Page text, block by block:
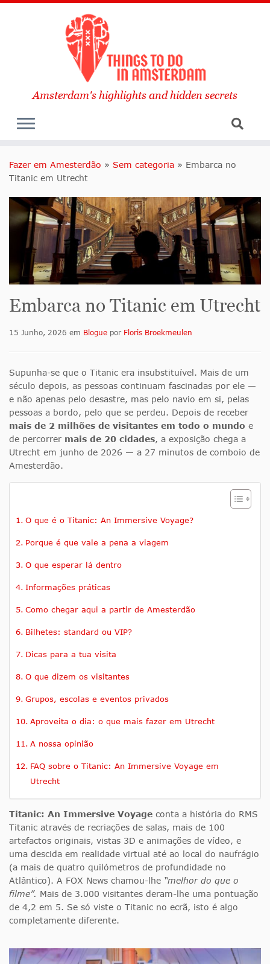
Amsterdam's highlights and hidden secrets
Fazer em Amesterdão » Sem categoria » Embarca no
Titanic em Utrecht
Embarca no Titanic em Utrecht
15 Junho, 2026 em Blogue por Floris Broekmeulen
Supunha-se que o Titanic era insubstituível. Mais de um
século depois, as pessoas continuam fascinadas por ele —
e não apenas pelo desastre, mas pelo navio em si, pelas
pessoas a bordo, pelo que se perdeu. Depois de receber
mais de 2 milhões de visitantes em todo o mundo e
de percorrer mais de 20 cidades, a exposição chega a
Utrecht em junho de 2026 — a 27 minutos de comboio de
Amesterdão.
O que é o Titanic: An Immersive Voyage?
Porque é que vale a pena a viagem
O que esperar lá dentro
Informações práticas
Como chegar aqui a partir de Amesterdão
Bilhetes: standard ou VIP?
Dicas para a tua visita
O que dizem os visitantes
Grupos, escolas e eventos privados
Aproveita o dia: o que mais fazer em Utrecht
A nossa opinião
FAQ sobre o Titanic: An Immersive Voyage em
Utrecht
Titanic: An Immersive Voyage conta a história do RMS
Titanic através de recriações de salas, mais de 100
artefactos originais, vistas 3D e animações de vídeo, e
uma descida em realidade virtual até ao local do naufrágio
(a mais de quatro quilómetros de profundidade no
Atlântico). A FOX News chamou-lhe “melhor do que o
filme”. Mais de 3.000 visitantes deram-lhe uma pontuação
de 4,2 em 5. Se só viste o Titanic no ecrã, isto é algo
completamente diferente.